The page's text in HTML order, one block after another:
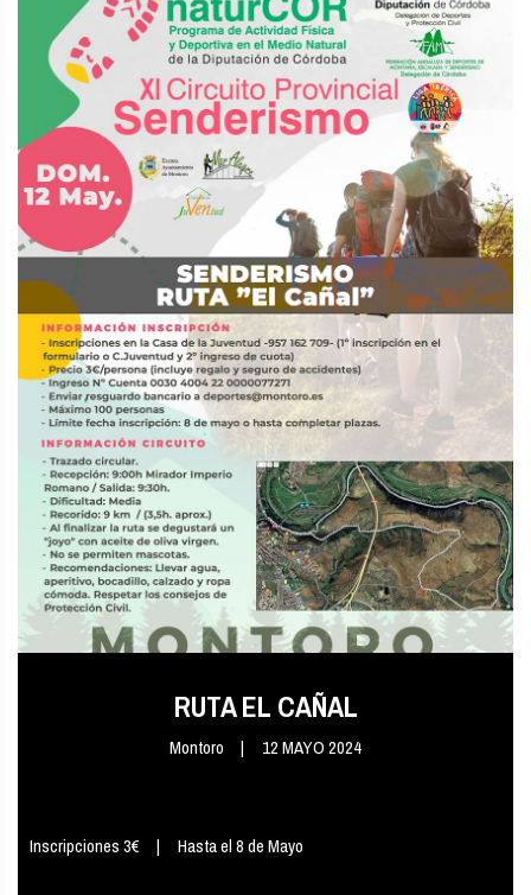
RUTA EL CAÑAL
Montoro 12 MAYO 2024
Inscripciones 3€ Hasta el 8 de Mayo